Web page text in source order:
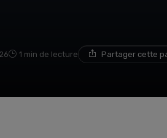
1 min de lecture Partager cette